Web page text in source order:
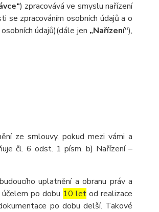
) zpracovává ve smyslu nařízení
se zpracováním osobních údajů a o
údajů)(dále jen „Nařízení“),
ze smlouvy, pokud mezi vámi a
čl. 6 odst. 1 písm. b) Nařízení –
uplatnění a obranu práv a
po dobu 10 letod realizace
po dobu delší. Takové